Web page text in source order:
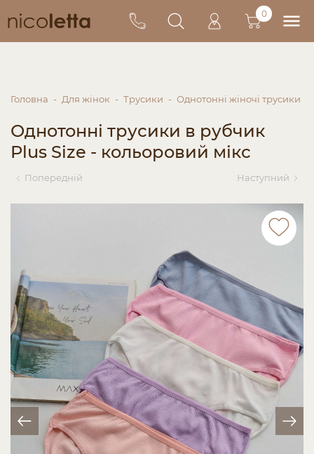
0
Головна Для жінок Трусики Однотонні жіночі трусики
Однотонні трусики в рубчик
Plus Size - кольоровий мікс
Попередній Наступний